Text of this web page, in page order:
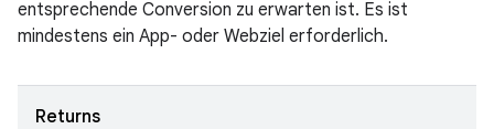
entsprechende Conversion zu erwarten ist. Es ist
mindestens ein App- oder Webziel erforderlich.
Returns